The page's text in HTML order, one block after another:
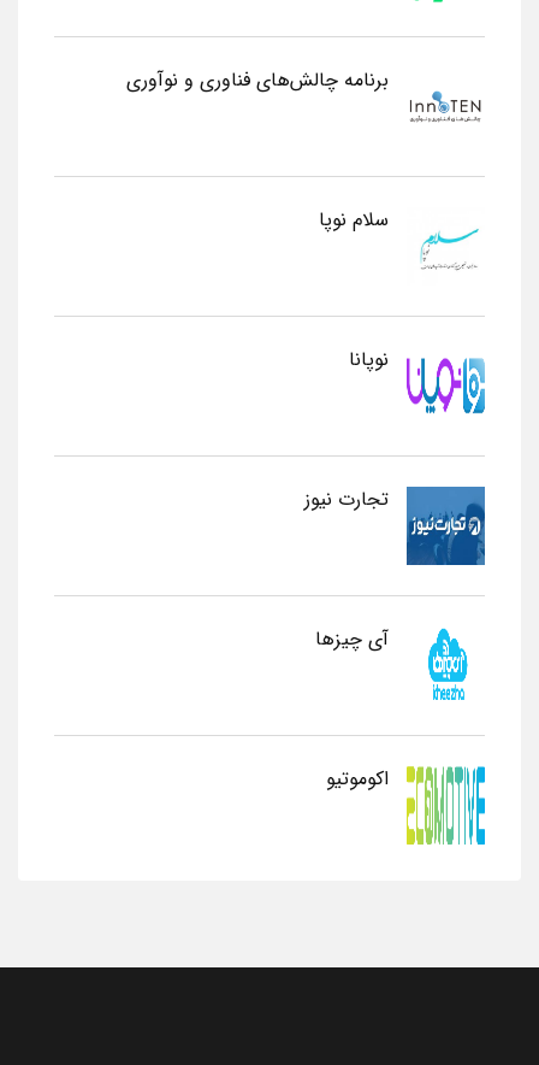
برنامه چالش‌های فناوری و نوآوری
سلام نوپا
نوپانا
تجارت نیوز
آی چیزها
اکوموتیو